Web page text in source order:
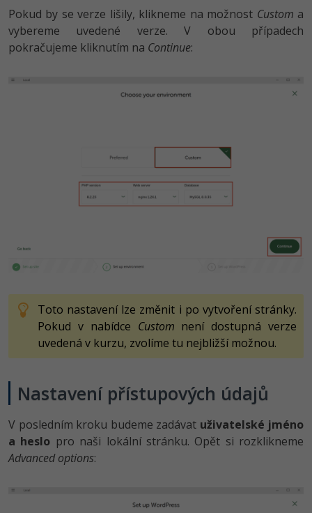
Pokud by se verze lišily, klikneme na možnost Custom a
vybereme uvedené verze. V obou případech
pokračujeme kliknutím na Continue:
Toto nastavení lze změnit i po vytvoření stránky.
Pokud v nabídce Custom není dostupná verze
uvedená v kurzu, zvolíme tu nejbližší možnou.
Nastavení přístupových údajů
V posledním kroku budeme zadávat uživatelské jméno
a heslo pro naši lokální stránku. Opět si rozklikneme
Advanced options: